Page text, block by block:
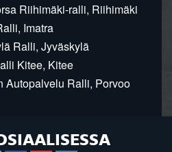
Riihimäki-ralli, Riihimäki
Imatra
Ralli, Jyväskylä
Kitee, Kitee
Autopalvelu Ralli, Porvoo